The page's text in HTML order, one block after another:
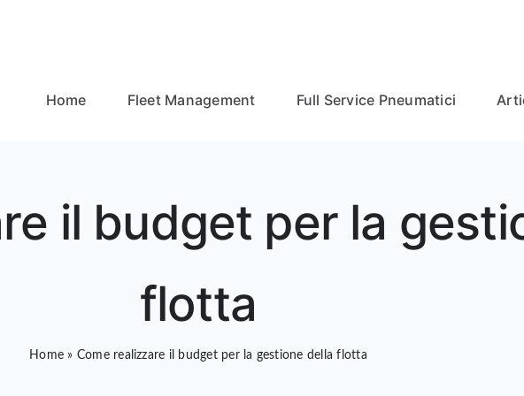
Home Fleet Management Full Service Pneumatici
il budget per la
flotta
Home » Come realizzare il budget per la gestione della flotta